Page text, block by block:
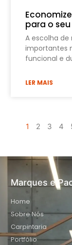
para o
A escolha de
importantes
funcional e
LER MAIS
1 2 3 4
Marques e
Home
Sobre Nós
Carpintaria
Portfólio